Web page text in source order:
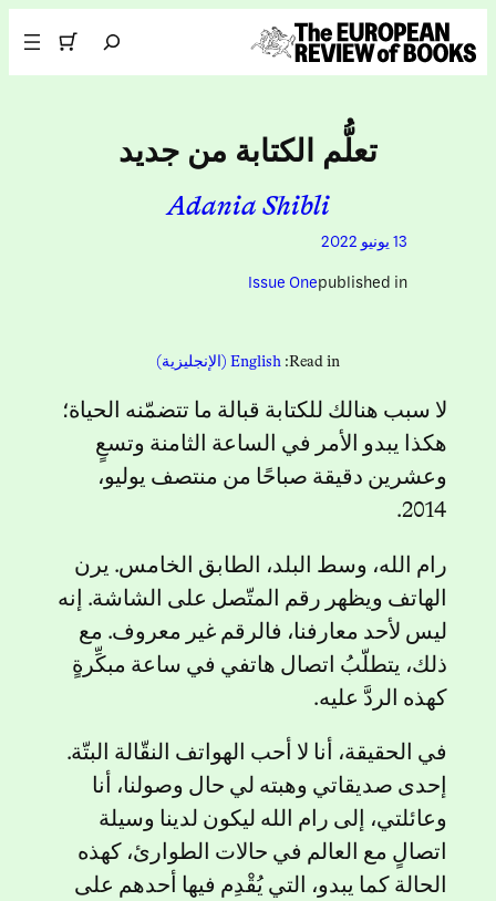
تخطى إلى المحتوى
Search
تعلُّم الكتابة من جديد
Adania Shibli
13 يونيو 2022
published in
Issue One
Read in:
English
( الإنجليزية)
لا سبب هنالك للكتابة قبالة ما تتضمّنه الحياة؛
هكذا يبدو الأمر في الساعة الثامنة وتسعٍ
وعشرين دقيقة صباحًا من منتصف يوليو،
2014.
رام الله، وسط البلد، الطابق الخامس. يرن
الهاتف ويظهر رقم المتّصل على الشاشة. إنه
ليس لأحد معارفنا، فالرقم غير معروف. مع
ذلك، يتطلّبُ اتصال هاتفي في ساعة مبكِّرةٍ
كهذه الردَّ عليه.
في الحقيقة، أنا لا أحب الهواتف النقّالة البتّة.
إحدى صديقاتي وهبته لي حال وصولنا، أنا
وعائلتي، إلى رام الله ليكون لدينا وسيلة
اتصالٍ مع العالم في حالات الطوارئ، كهذه
الحالة كما يبدو، التي يُقْدِم فيها أحدهم على